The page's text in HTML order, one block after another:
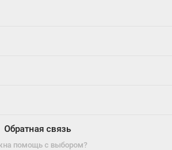
Обратная связь
помощь с выбором?